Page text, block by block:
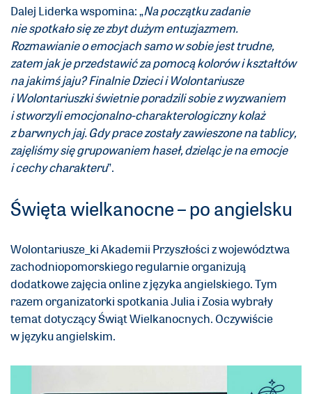
Dalej Liderka wspomina: „Na początku zadanie
nie spotkało się ze zbyt dużym entuzjazmem.
Rozmawianie o emocjach samo w sobie jest trudne,
zatem jak je przedstawić za pomocą kolorów i kształtów
na jakimś jaju? Finalnie Dzieci i Wolontariusze
i Wolontariuszki świetnie poradzili sobie z wyzwaniem
i stworzyli emocjonalno-charakterologiczny kolaż
z barwnych jaj. Gdy prace zostały zawieszone na tablicy,
zajęliśmy się grupowaniem haseł, dzieląc je na emocje
i cechy charakteru”.
Święta wielkanocne – po angielsku
Wolontariusze_ki Akademii Przyszłości z województwa
zachodniopomorskiego regularnie organizują
dodatkowe zajęcia online z języka angielskiego. Tym
razem organizatorki spotkania Julia i Zosia wybrały
temat dotyczący Świąt Wielkanocnych. Oczywiście
w języku angielskim.